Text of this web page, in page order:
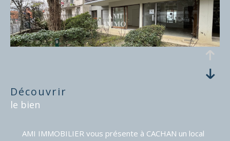
découvrir
le bien
AMI IMMOBILIER vous présente à CACHAN un local